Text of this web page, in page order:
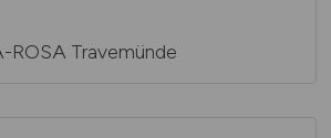
ROSA Travemünde